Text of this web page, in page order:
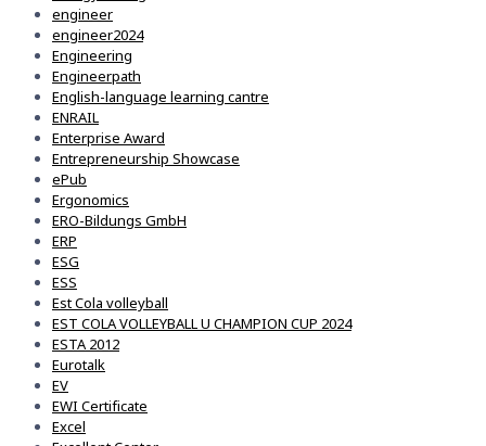
engineer
engineer2024
Engineering
Engineerpath
English-language learning cantre
ENRAIL
Enterprise Award
Entrepreneurship Showcase
ePub
Ergonomics
ERO-Bildungs GmbH
ERP
ESG
ESS
Est Cola volleyball
EST COLA VOLLEYBALL U CHAMPION CUP 2024
ESTA 2012
Eurotalk
EV
EWI Certificate
Excel